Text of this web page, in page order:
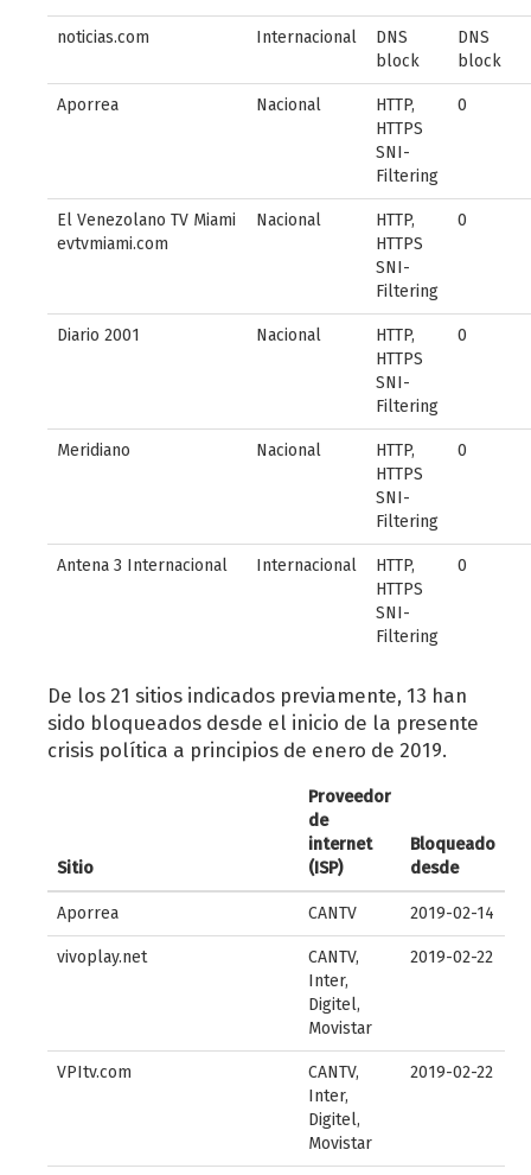
noticias.com Internacional
DNS
block
DNS
block
Aporrea Nacional
HTTP,
HTTPS
SNI-
Filtering
0
El Venezolano TV Miami
evtvmiami.com
Nacional
HTTP,
HTTPS
SNI-
Filtering
0
Diario 2001 Nacional
HTTP,
HTTPS
SNI-
Filtering
0
Meridiano Nacional
HTTP,
HTTPS
SNI-
Filtering
0
Antena 3 Internacional Internacional
HTTP,
HTTPS
SNI-
Filtering
0
De los 21 sitios indicados previamente, 13 han
sido bloqueados desde el inicio de la presente
crisis política a principios de enero de 2019.
Sitio
Proveedor
de
internet
(ISP)
Bloqueado
desde
Aporrea CANTV 2019-02-14
vivoplay.net
CANTV,
Inter,
Digitel,
Movistar
2019-02-22
VPItv.com
CANTV,
Inter,
Digitel,
Movistar
2019-02-22